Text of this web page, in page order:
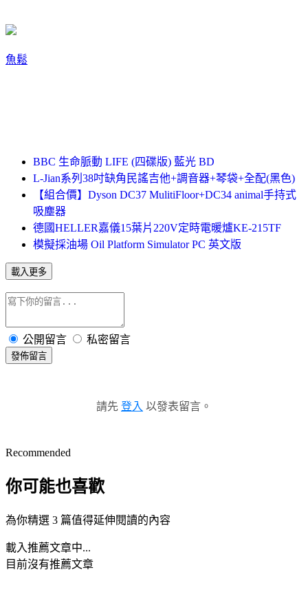
魚鬆
BBC 生命脈動 LIFE (四碟版) 藍光 BD
L-Jian系列38吋缺角民謠吉他+調音器+琴袋+全配(黑色)
【組合價】Dyson DC37 MulitiFloor+DC34 animal手持式
吸塵器
德國HELLER嘉儀15葉片220V定時電暖爐KE-215TF
模擬採油場 Oil Platform Simulator PC 英文版
載入更多
公開留言 私密留言
發佈留言
請先 登入 以發表留言。
Recommended
你可能也喜歡
為你精選 3 篇值得延伸閱讀的內容
載入推薦文章中...
目前沒有推薦文章